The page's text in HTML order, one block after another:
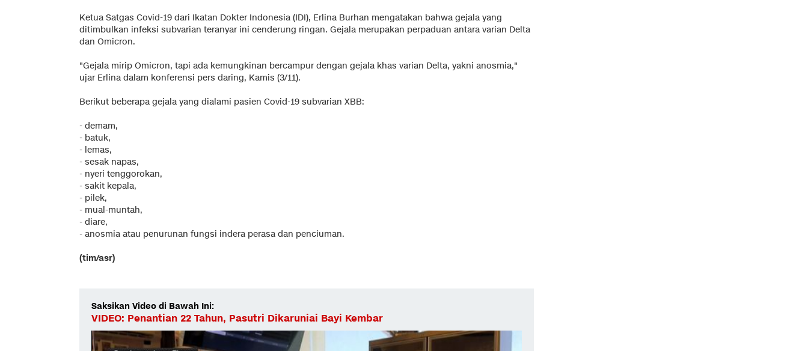
Ketua Satgas Covid-19 dari Ikatan Dokter Indonesia (IDI), Erlina Burhan mengatakan bahwa gejala yang
ditimbulkan infeksi subvarian teranyar ini cenderung ringan. Gejala merupakan perpaduan antara varian Delta
dan Omicron.
"Gejala mirip Omicron, tapi ada kemungkinan bercampur dengan gejala khas varian Delta, yakni anosmia,"
ujar Erlina dalam konferensi pers daring, Kamis (3/11).
Berikut beberapa gejala yang dialami pasien Covid-19 subvarian XBB:
- demam,
- batuk,
- lemas,
- sesak napas,
- nyeri tenggorokan,
- sakit kepala,
- pilek,
- mual-muntah,
- diare,
- anosmia atau penurunan fungsi indera perasa dan penciuman.
(tim/asr)
Saksikan Video di Bawah Ini:
VIDEO: Penantian 22 Tahun, Pasutri Dikaruniai Bayi Kembar